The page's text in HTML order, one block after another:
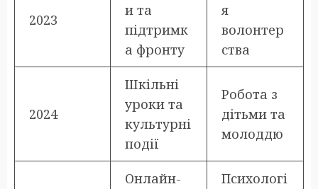
2023
и та
підтримк
а фронту
я
волонтер
ства
2024
Шкільні
уроки та
культурні
події
Робота з
дітьми та
молоддю
Онлайн-
Психологі